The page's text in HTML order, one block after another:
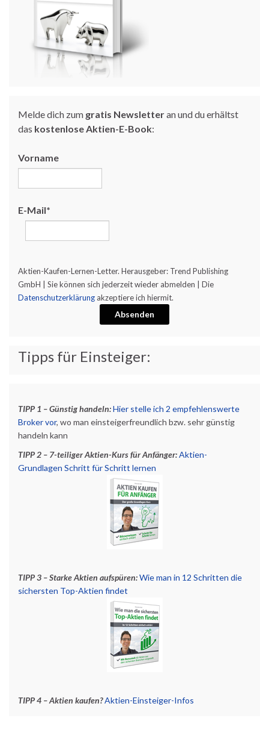
Melde dich zum gratis Newsletteran und du erhältst
das kostenlose Aktien-E-Book:
Vorname
E-Mail*
Aktien-Kaufen-Lernen-Letter. Herausgeber: Trend Publishing
GmbH | Sie können sich jederzeit wieder abmelden | Die
Datenschutzerklärung akzeptiere ich hiermit.
Absenden
Tipps für Einsteiger:
TIPP 1 – Günstig handeln:Hier stelle ich 2 empfehlenswerte
Broker vor, wo man einsteigerfreundlich bzw. sehr günstig
handeln kann
TIPP 2 – 7-teiliger Aktien-Kurs für Anfänger:Aktien-
Grundlagen Schritt für Schritt lernen
TIPP 3 – Starke Aktien aufspüren:Wie man in 12 Schritten die
sichersten Top-Aktien findet
TIPP 4 – Aktien kaufen?Aktien-Einsteiger-Infos